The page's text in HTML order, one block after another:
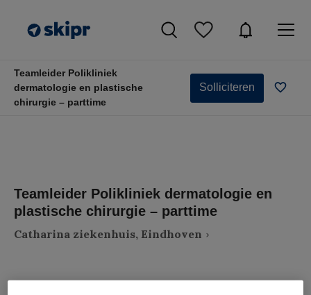
Teamleider Polikliniek
dermatologie en plastische
chirurgie – parttime
Solliciteren
Teamleider Polikliniek dermatologie en
plastische chirurgie – parttime
Catharina ziekenhuis, Eindhoven